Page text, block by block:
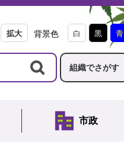
拡大 背景色 白 黒 青
組織でさがす
市政